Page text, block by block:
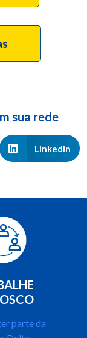
sua rede
LinkedIn
parte da